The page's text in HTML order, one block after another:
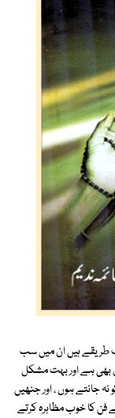
طریقے ہیں ان میں سب
بھی ہے اور بہت مشکل
جانتے ہوں ، اور جنھیں
فن کا خوب مظاہرہ کرتے